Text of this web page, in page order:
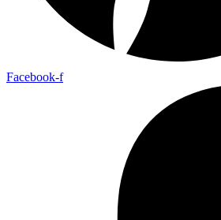
Facebook-f